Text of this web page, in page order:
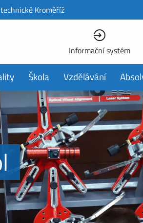
Kroměříž
Informační systém
Škola Vzdělávání